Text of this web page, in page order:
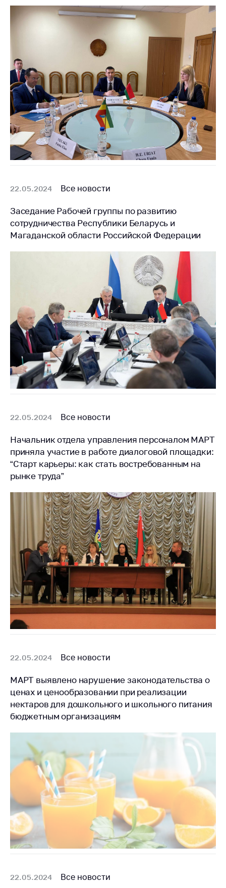
Общественное
обсуждение
товаров
Упрощение условий
ведения бизнеса
Рекомендации по
предотвращению
распространения
COVID-19 для
субъектов торговли,
обслуживания
Обучение по
вопросам
антимонопольного
регулирования и
конкурентной
22.05.2024 Все новости
Заседание Рабочей группы по развитию
сотрудничества Республики Беларусь и
Магаданской области Российской Федерации
22.05.2024 Все новости
Начальник отдела управления персоналом МАРТ
приняла участие в работе диалоговой площадки:
“Старт карьеры: как стать востребованным на
рынке труда”
22.05.2024 Все новости
МАРТ выявлено нарушение законодательства о
ценах и ценообразовании при реализации
нектаров для дошкольного и школьного питания
бюджетным организациям
22.05.2024 Все новости